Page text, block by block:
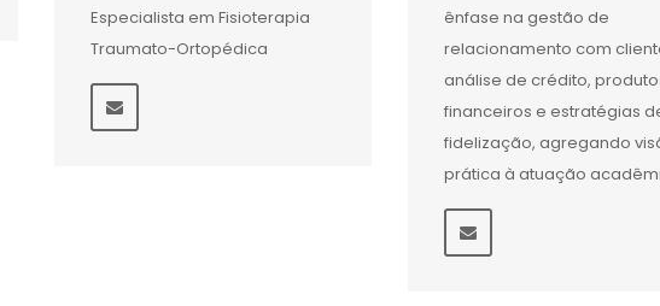
Especialista em Fisioterapia
Traumato-Ortopédica
ênfase na gestão de
relacionamento com
análise de crédito,
financeiros e estratégias
fidelização, agregando
prática à atuação